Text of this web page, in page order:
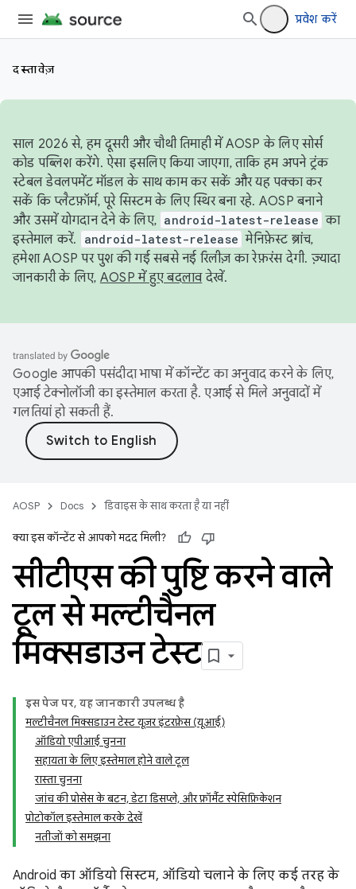
प्रवेश करें
दस्तावेज़
साल 2026 से, हम दूसरी और चौथी तिमाही में AOSP के लिए सोर्स
कोड पब्लिश करेंगे. ऐसा इसलिए किया जाएगा, ताकि हम अपने ट्रंक
स्टेबल डेवलपमेंट मॉडल के साथ काम कर सकें और यह पक्का कर
सकें कि प्लैटफ़ॉर्म, पूरे सिस्टम के लिए स्थिर बना रहे. AOSP बनाने
और उसमें योगदान देने के लिए, android-latest-release का
इस्तेमाल करें.
android-latest-release मेनिफ़ेस्ट ब्रांच,
हमेशा AOSP पर पुश की गई सबसे नई रिलीज़ का रेफ़रंस देगी. ज़्यादा
जानकारी के लिए, AOSP में हुए बदलावदेखें.
Google आपकी पसंदीदा भाषा में कॉन्टेंट का अनुवाद करने के लिए,
एआई टेक्नोलॉजी का इस्तेमाल करता है. एआई से मिले अनुवादों में
गलतियां हो सकती हैं.
AOSP Docs डिवाइस के साथ करता है या नहीं
क्या इस कॉन्टेंट से आपको मदद मिली?
सीटीएस की पुष्टि करने वाले
टूल से मल्टीचैनल
मिक्सडाउन टेस्ट
इस पेज पर, यह जानकारी उपलब्ध है
मल्टीचैनल मिक्सडाउन टेस्ट यूज़र इंटरफ़ेस (यूआई)
ऑडियो एपीआई चुनना
सहायता के लिए इस्तेमाल होने वाले टूल
रास्ता चुनना
जांच की प्रोसेस के बटन, डेटा डिसप्ले, और फ़ॉर्मैट स्पेसिफ़िकेशन
प्रोटोकॉल इस्तेमाल करके देखें
नतीजों को समझना
Android का ऑडियो सिस्टम, ऑडियो चलाने के लिए कई तरह के